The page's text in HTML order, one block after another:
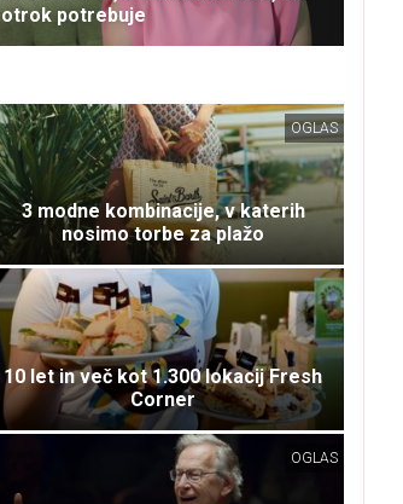
otrok potrebuje
OGLAS
3 modne kombinacije, v katerih
nosimo torbe za plažo
10 let in več kot 1.300 lokacij Fresh
Corner
OGLAS